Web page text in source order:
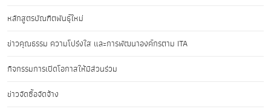
หลักสูตรบัณฑิตพันธุ์ใหม่
ข่าวคุณธรรม ความโปร่งใส และการพัฒนาองค์กรตาม ITA
กิจกรรมการเปิดโอกาสให้มีส่วนร่วม
ข่าวจัดซื้อจัดจ้าง